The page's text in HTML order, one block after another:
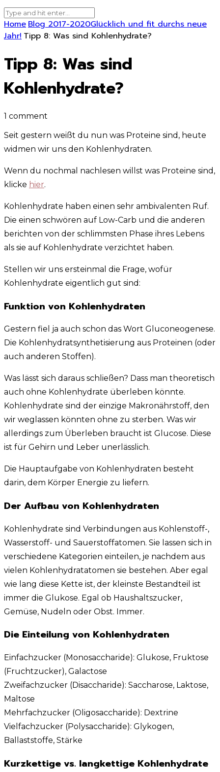
HomeBlog 2017-2020Glücklich und fit durchs neue
Jahr! Tipp 8: Was sind Kohlenhydrate?
Tipp 8: Was sind
Kohlenhydrate?
1 comment
Seit gestern weißt du nun was Proteine sind, heute
widmen wir uns den Kohlenhydraten.
Wenn du nochmal nachlesen willst was Proteine sind,
klicke hier.
Kohlenhydrate haben einen sehr ambivalenten Ruf.
Die einen schwören auf Low-Carb und die anderen
berichten von der schlimmsten Phase ihres Lebens
als sie auf Kohlenhydrate verzichtet haben.
Stellen wir uns ersteinmal die Frage, wofür
Kohlenhydrate eigentlich gut sind:
Funktion von Kohlenhydraten
Gestern fiel ja auch schon das Wort Gluconeogenese.
Die Kohlenhydratsynthetisierung aus Proteinen (oder
auch anderen Stoffen).
Was lässt sich daraus schließen? Dass man theoretisch
auch ohne Kohlenhydrate überleben könnte.
Kohlenhydrate sind der einzige Makronährstoff, den
wir weglassen könnten ohne zu sterben. Was wir
allerdings zum Überleben braucht ist Glucose. Diese
ist für Gehirn und Leber unerlässlich.
Die Hauptaufgabe von Kohlenhydraten besteht
darin, dem Körper Energie zu liefern.
Der Aufbau von Kohlenhydraten
Kohlenhydrate sind Verbindungen aus Kohlenstoff-,
Wasserstoff- und Sauerstoffatomen. Sie lassen sich in
verschiedene Kategorien einteilen, je nachdem aus
vielen Kohlenhydratatomen sie bestehen. Aber egal
wie lang diese Kette ist, der kleinste Bestandteil ist
immer die Glukose. Egal ob Haushaltszucker,
Gemüse, Nudeln oder Obst. Immer.
Die Einteilung von Kohlenhydraten
Einfachzucker (Monosaccharide): Glukose, Fruktose
(Fruchtzucker), Galactose
Zweifachzucker (Disaccharide): Saccharose, Laktose,
Maltose
Mehrfachzucker (Oligosaccharide): Dextrine
Vielfachzucker (Polysaccharide): Glykogen,
Ballaststoffe, Stärke
Kurzkettige vs. langkettige Kohlenhydrate